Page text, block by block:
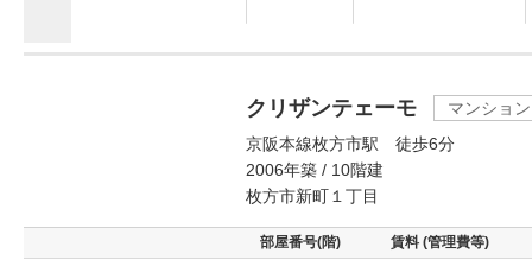
クリザンテェーモ
マンション
京阪本線枚方市駅 徒歩6分
2006年築 / 10階建
枚方市新町１丁目
部屋番号(階) 賃料 (管理費等)